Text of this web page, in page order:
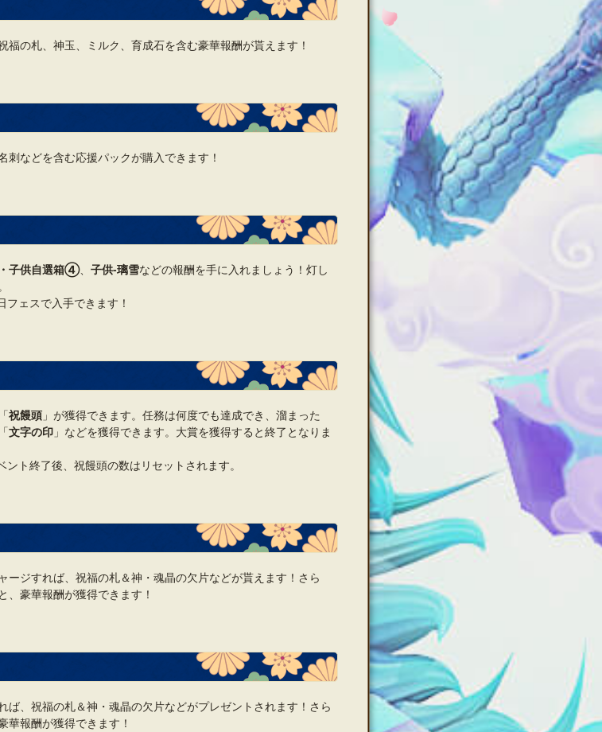
の札、神玉、ミルク、育成石を含む豪華報酬が貰えます！
などを含む応援パックが購入できます！
子供自選箱④、 子供‐璃雪などの報酬を手に入れましょう！灯し
ェスで入手できます！
祝饅頭 」が獲得できます。任務は何度でも達成でき、溜まった
文字の印 」などを獲得できます。大賞を獲得すると終了となりま
ト終了後、祝饅頭の数はリセットされます。
ージすれば、祝福の札＆神・魂晶の欠片などが貰えます！さら
、豪華報酬が獲得できます！
ば、祝福の札＆神・魂晶の欠片などがプレゼントされます！さら
華報酬が獲得できます！